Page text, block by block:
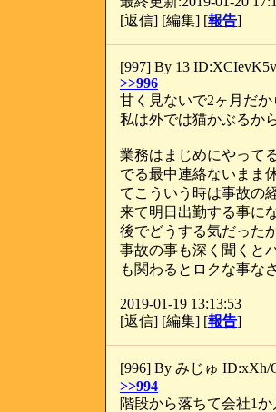
[返信] [編集] [報告]
[997] By 13 ID:XCIevK5v
>>996
甘く見ないで2ヶ月だ
私は外では猫かぶるか
業務はまじめにやって
でる最中連絡ないまま
てこういう時は事故の
来て明日出勤する事に
後でどうする気だった
事故の事も深く聞くと
も関わるとロクな事な
2019-01-19 13:13:53
[返信] [編集] [報告]
[996] By みじゅ ID:xXh/
>>994
階段から落ちて会社1